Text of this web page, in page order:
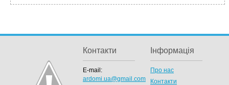
Контакти
E-mail:
ardomi.ua@gmail.com
Інформація
Про нас
Контакти